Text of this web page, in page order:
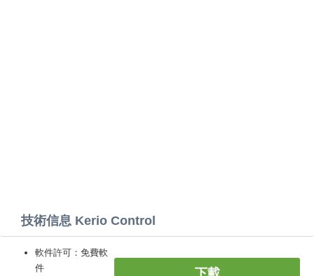
技術信息 Kerio Control
下載
軟件許可：免費軟
件